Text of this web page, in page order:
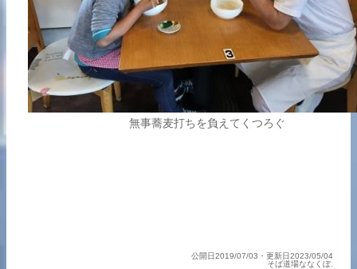
無事蕎麦打ちを負えてくつろぐ
公開日2019/07/03・更新日2023/05/04
そば道場ななくぼ.